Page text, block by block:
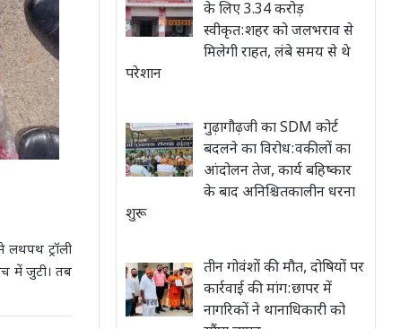
लथपथ ट्रॉली
में जुटी। तब
के लिए 3.34 करोड़
स्वीकृत:शहर को जलभराव से
मिलेगी राहत, लंबे समय से थे
परेशान
गुढ़ागौढ़जी का SDM कोर्ट
बदलने का विरोध:वकीलों का
आंदोलन तेज, कार्य बहिष्कार
के बाद अनिश्चितकालीन धरना
शुरू
तीन गोवंशों की मौत, दोषियों पर
कार्रवाई की मांग:छापर में
नागरिकों ने थानाधिकारी को